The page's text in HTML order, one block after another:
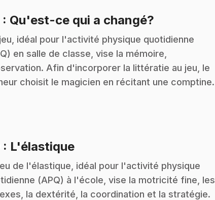
: Qu'est-ce qui a changé?
idéal pour l'activité physique quotidienne
en salle de classe, vise la mémoire,
Afin d'incorporer la littératie au jeu, le
choisit le magicien en récitant une comptine.
: L'élastique.
de l'élastique, idéal pour l'activité physique
(APQ) à l'école, vise la motricité fine, les
la dextérité, la coordination et la stratégie.